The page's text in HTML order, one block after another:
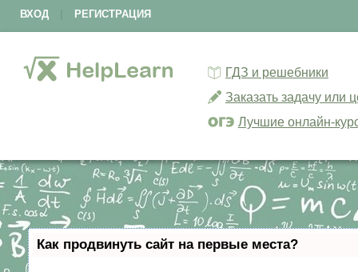
ВХОД РЕГИСТРАЦИЯ
ГДЗ и решебники
Заказать задачу или
Лучшие онлайн-
Как продвинуть сайт на первые места?